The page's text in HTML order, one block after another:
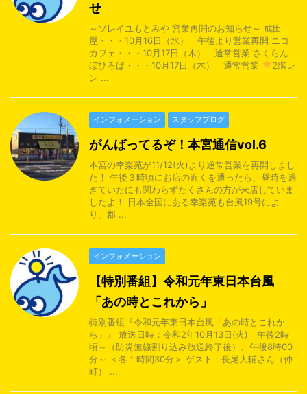
せ
～ソレイユもとみや 営業再開のお知らせ～ 成田
屋・・・10月16日（水） 午後より営業再開 ニコ
カフェ・・・10月17日（木） 通常営業 さくらん
ぼひろば・・・10月17日（木） 通常営業
2階レ
ン ...
インフォメーション スタッフブログ
がんばってるぞ！本宮通信vol.6
本宮の幸楽苑が11/12(火)より通常営業を再開しまし
た！ 午後３時頃にお店の近くを通ったら、昼時を過
ぎていたにも関わらずたくさんの方が来店していま
したよ！ 日本全国にある幸楽苑も台風19号によ
り、郡 ...
インフォメーション
【特別番組】令和元年東日本台風
「あの時とこれから」
特別番組『令和元年東日本台風「あの時とこれか
ら」』 放送日時：令和2年10月13日(火) 午後2時
頃～（防災無線割り込み放送終了後）、午後8時00
分～ ＜各１時間30分＞ ゲスト：長尾大輔さん（仲
町） ...